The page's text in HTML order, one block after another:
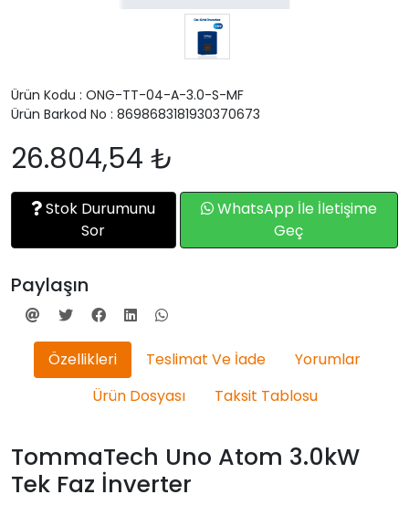
Ürün Kodu : ONG-TT-04-A-3.0-S-MF
Ürün Barkod No : 8698683181930370673
26.804,54 ₺
Stok Durumunu
Sor
WhatsApp İle İletişime
Geç
Paylaşın
Özellikleri Teslimat Ve İade
Yorumlar
Ürün Dosyası
Taksit Tablosu
TommaTech Uno Atom 3.0kW
Tek Faz İnverter